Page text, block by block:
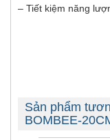
– Tiết kiệm năng
Sản phẩm
BOMBEE-